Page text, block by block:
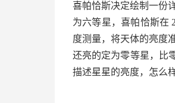
喜帕恰斯决定绘制一份
为六等星，喜帕恰斯在
度测量，将天体的亮度
还亮的定为零等星，比
描述星星的亮度，怎么